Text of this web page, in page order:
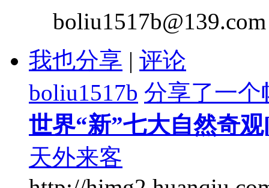
boliu1517b@139.com
我也分享 | 评论
boliu1517b 分享了一个
世界“新”七大自然奇
天外来客